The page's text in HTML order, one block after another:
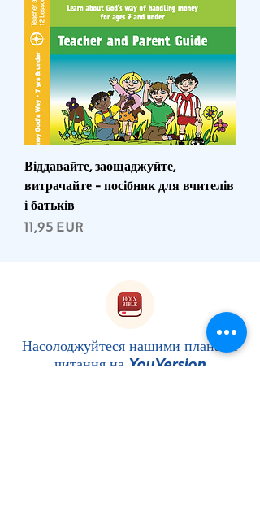
Віддавайте, заощаджуйте,
витрачайте - посібник для вчителів
і батьків
Ціна
11,95 EUR
Насолоджуйтеся нашими планами
читання на YouVersion